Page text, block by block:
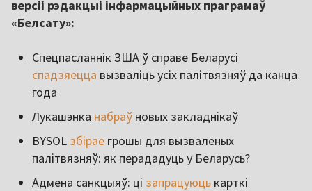
версіі рэдакцыі інфармацыйных праграмаў
«Белсату»:
Спецпасланнік ЗША ў справе Беларусі
спадзяецца вызваліць усіх палітвязняў да канца
года
Лукашэнка набраў новых закладнікаў
BYSOL збірае грошы для вызваленых
палітвязняў: як перададуць у Беларусь?
Адмена санкцыяў: ці запрацуюць карткі